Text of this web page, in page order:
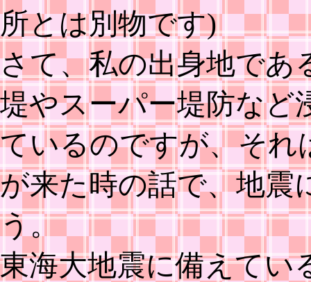
所とは別物です)
さて、私の出身地であ
堤やスーパー堤防など
ているのですが、それ
が来た時の話で、地震
う。
東海大地震に備えてい